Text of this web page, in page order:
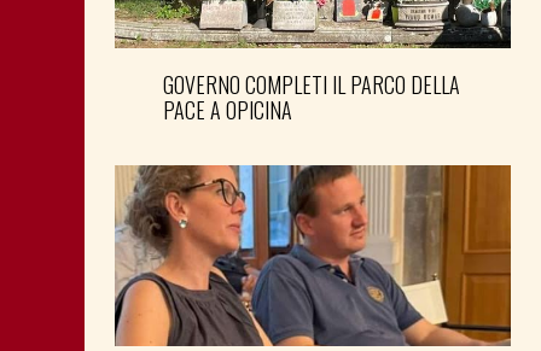
GOVERNO COMPLETI IL PARCO DELLA
PACE A OPICINA